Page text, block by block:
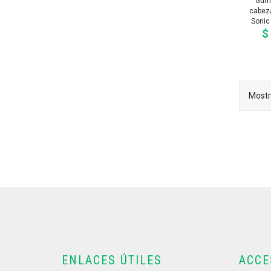
Sonic
ENLACES ÚTILES